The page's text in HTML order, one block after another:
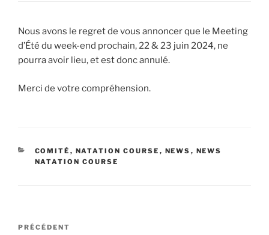
Nous avons le regret de vous annoncer que le Meeting
d’Été du week-end prochain, 22 & 23 juin 2024, ne
pourra avoir lieu, et est donc annulé.
Merci de votre compréhension.
CATÉGORIES
COMITÉ , NATATION COURSE , NEWS , NEWS
NATATION COURSE
Navigation
Article
PRÉCÉDENT